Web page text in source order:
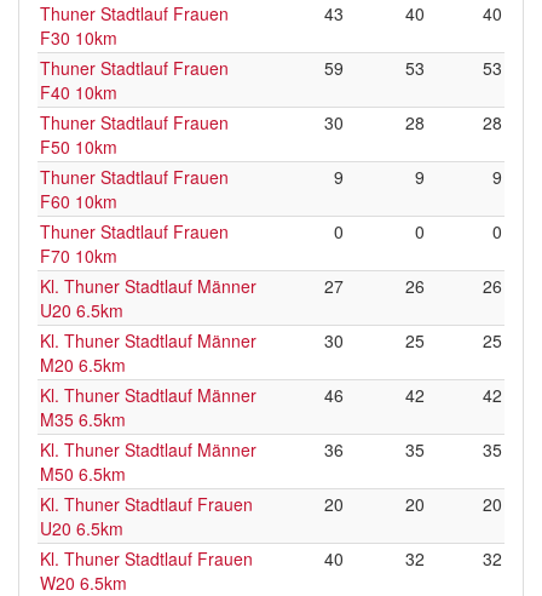
Thuner Stadtlauf Frauen
F30 10km
43 40 40
Thuner Stadtlauf Frauen
F40 10km
59 53 53
Thuner Stadtlauf Frauen
F50 10km
30 28 28
Thuner Stadtlauf Frauen
F60 10km
9 9 9
Thuner Stadtlauf Frauen
F70 10km
0 0 0
Kl. Thuner Stadtlauf Männer
U20 6.5km
27 26 26
Kl. Thuner Stadtlauf Männer
M20 6.5km
30 25 25
Kl. Thuner Stadtlauf Männer
M35 6.5km
46 42 42
Kl. Thuner Stadtlauf Männer
M50 6.5km
36 35 35
Kl. Thuner Stadtlauf Frauen
U20 6.5km
20 20 20
Kl. Thuner Stadtlauf Frauen
W20 6.5km
40 32 32